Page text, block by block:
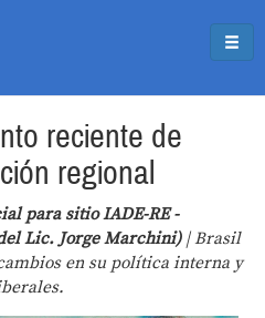
reciente de
regional
para sitio IADE-RE -
Lic. Jorge Marchini)| Brasil
en su política interna y